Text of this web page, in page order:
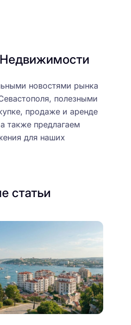
новостями рынка
полезными
продаже и аренде
также предлагаем
для наших
статьи